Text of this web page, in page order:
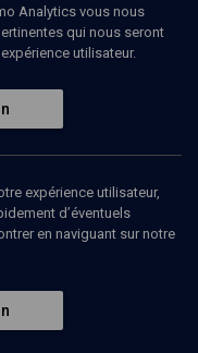
Analytics vous nous
qui nous seront
utilisateur.
expérience utilisateur,
d’éventuels
en naviguant sur notre